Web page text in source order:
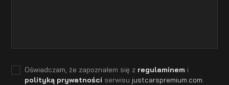
Oświadczam, że zapoznałem się z regulaminemi
polityką prywatności serwisu justcarspremium.com